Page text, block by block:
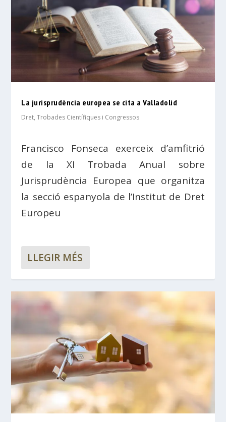
La jurisprudència europea se cita a Valladolid
Dret,Trobades Científiques i Congressos
Francisco Fonseca exerceix d’amfitrió
de la XI Trobada Anual sobre
Jurisprudència Europea que organitza
la secció espanyola de l’Institut de Dret
Europeu
LLEGIR MÉS